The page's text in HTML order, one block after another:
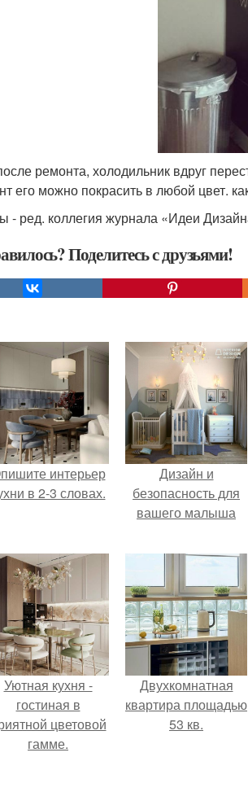
ремонта, холодильник вдруг
его можно покрасить в любой цвет.
- ред. коллегия журнала «Идеи
Поделитесь с друзьями!
интерьер
в 2-3 словах.
Дизайн и
безопасность для
вашего малыша
Уютная кухня -
гостиная в
цветовой
гамме.
Двухкомнатная
квартира площадью
53 кв.